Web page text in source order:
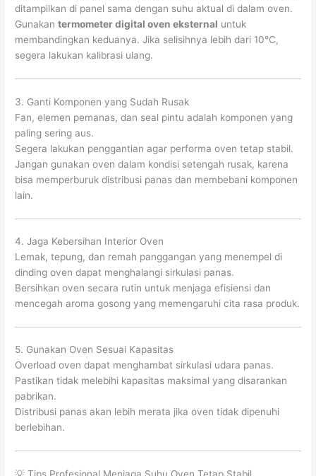
ditampilkan di panel sama dengan suhu aktual di dalam oven.
Gunakantermometer digital oven eksternal untuk
membandingkan keduanya. Jika selisihnya lebih dari 10°C,
segera lakukan kalibrasi ulang.
3. Ganti Komponen yang Sudah Rusak
Fan, elemen pemanas, dan seal pintu adalah komponen yang
paling sering aus.
Segera lakukan penggantian agar performa oven tetap stabil.
Jangan gunakan oven dalam kondisi setengah rusak, karena
bisa memperburuk distribusi panas dan membebani komponen
lain.
4. Jaga Kebersihan Interior Oven
Lemak, tepung, dan remah panggangan yang menempel di
dinding oven dapat menghalangi sirkulasi panas.
Bersihkan oven secara rutin untuk menjaga efisiensi dan
mencegah aroma gosong yang memengaruhi cita rasa produk.
5. Gunakan Oven Sesuai Kapasitas
Overload oven dapat menghambat sirkulasi udara panas.
Pastikan tidak melebihi kapasitas maksimal yang disarankan
pabrikan.
Distribusi panas akan lebih merata jika oven tidak dipenuhi
berlebihan.